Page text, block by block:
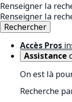
Renseigner la
Renseigner la
Rechercher
Accès Pros
Assistance
On est là
Recherche